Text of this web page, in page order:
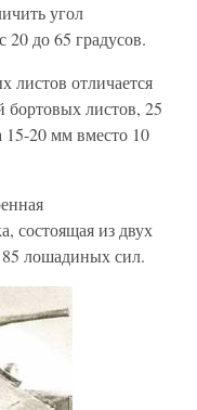
угол
до 65 градусов.
листов отличается
бортовых листов, 25
20 мм вместо 10
состоящая из двух
лошадиных сил.